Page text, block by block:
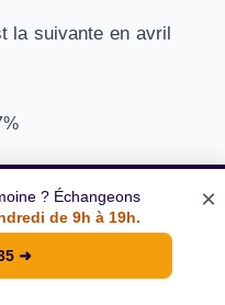
la suivante en avril
? Échangeons
de 9h à 19h.
➜
×